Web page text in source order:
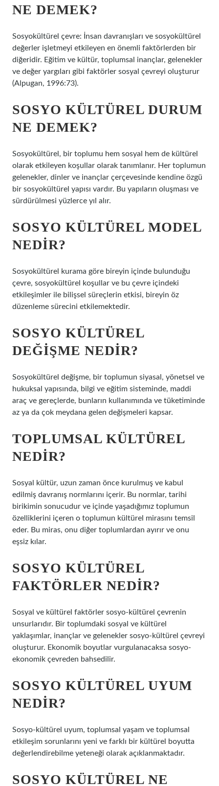
NE DEMEK?
Sosyokültürel çevre: İnsan davranışları ve sosyokültürel
değerler işletmeyi etkileyen en önemli faktörlerden bir
diğeridir. Eğitim ve kültür, toplumsal inançlar, gelenekler
ve değer yargıları gibi faktörler sosyal çevreyi oluşturur
(Alpugan, 1996:73).
SOSYO KÜLTÜREL DURUM
NE DEMEK?
Sosyokültürel, bir toplumu hem sosyal hem de kültürel
olarak etkileyen koşullar olarak tanımlanır. Her toplumun
gelenekler, dinler ve inançlar çerçevesinde kendine özgü
bir sosyokültürel yapısı vardır. Bu yapıların oluşması ve
sürdürülmesi yüzlerce yıl alır.
SOSYO KÜLTÜREL MODEL
NEDIR?
Sosyokültürel kurama göre bireyin içinde bulunduğu
çevre, sosyokültürel koşullar ve bu çevre içindeki
etkileşimler ile bilişsel süreçlerin etkisi, bireyin öz
düzenleme sürecini etkilemektedir.
SOSYO KÜLTÜREL
DEĞIŞME NEDIR?
Sosyokültürel değişme, bir toplumun siyasal, yönetsel ve
hukuksal yapısında, bilgi ve eğitim sisteminde, maddi
araç ve gereçlerde, bunların kullanımında ve tüketiminde
az ya da çok meydana gelen değişmeleri kapsar.
TOPLUMSAL KÜLTÜREL
NEDIR?
Sosyal kültür, uzun zaman önce kurulmuş ve kabul
edilmiş davranış normlarını içerir. Bu normlar, tarihi
birikimin sonucudur ve içinde yaşadığımız toplumun
özelliklerini içeren o toplumun kültürel mirasını temsil
eder. Bu miras, onu diğer toplumlardan ayırır ve onu
eşsiz kılar.
SOSYO KÜLTÜREL
FAKTÖRLER NEDIR?
Sosyal ve kültürel faktörler sosyo-kültürel çevrenin
unsurlarıdır. Bir toplumdaki sosyal ve kültürel
yaklaşımlar, inançlar ve gelenekler sosyo-kültürel çevreyi
oluşturur. Ekonomik boyutlar vurgulanacaksa sosyo-
ekonomik çevreden bahsedilir.
SOSYO KÜLTÜREL UYUM
NEDIR?
Sosyo-kültürel uyum, toplumsal yaşam ve toplumsal
etkileşim sorunlarını yeni ve farklı bir kültürel boyutta
değerlendirebilme yeteneği olarak açıklanmaktadır.
SOSYO KÜLTÜREL NE